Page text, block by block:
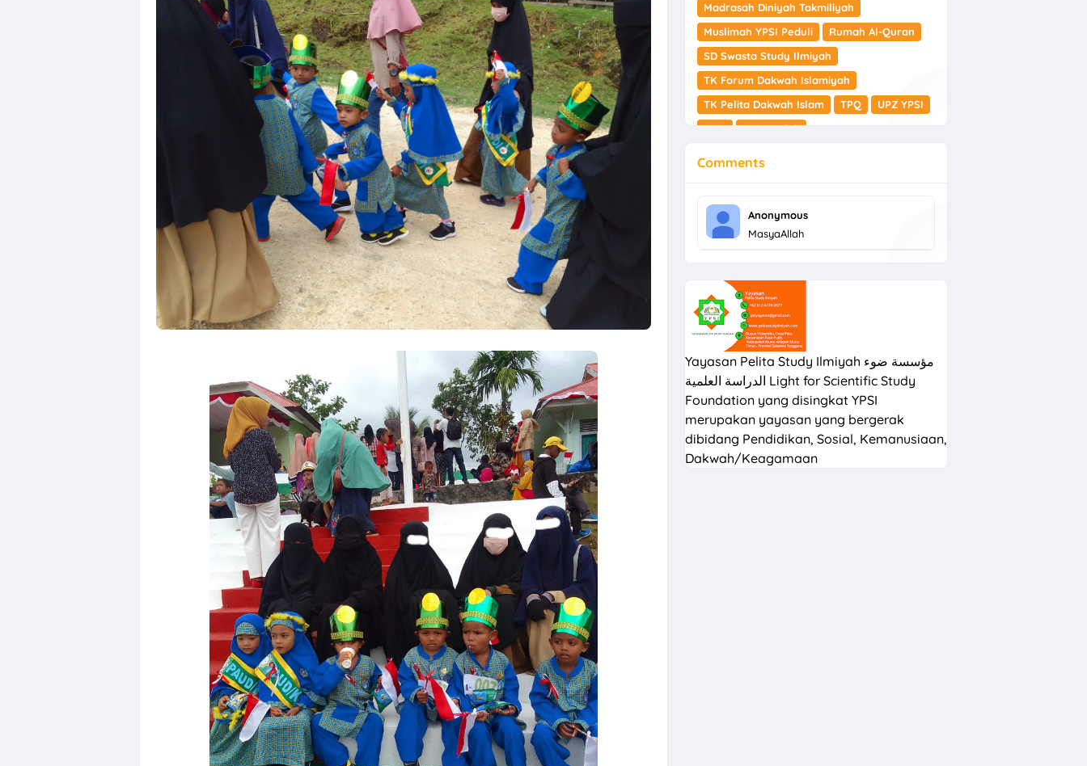
Madrasah Diniyah Takmiliyah
Muslimah YPSI Peduli
Rumah Al-Quran
SD Swasta Study Ilmiyah
TK Forum Dakwah Islamiyah
TK Pelita Dakwah Islam
TPQ
UPZ YPSI
YPSI
YPSI Peduli
Comments
Anonymous
MasyaAllah
Yayasan Pelita Study Ilmiyah مؤسسة ضوء
الدراسة العلمية Light for Scientific Study
Foundation yang disingkat YPSI
merupakan yayasan yang bergerak
dibidang Pendidikan, Sosial, Kemanusiaan,
Dakwah/Keagamaan